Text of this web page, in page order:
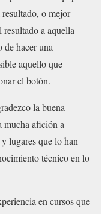
o mejor
a aquella
de hacer una
aquello que
el botón.
la buena
mucha afición a
lugares que lo han
técnico en lo
en cursos que